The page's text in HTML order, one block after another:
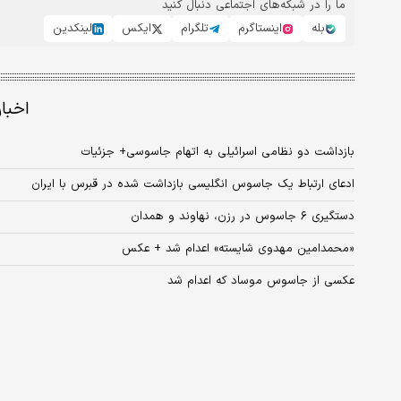
ما را در شبکه‌های اجتماعی دنبال کنید
بله
اینستاگرم تلگرام ایکس لینکدین
بازداشت دو نظامی اسرائیلی به اتهام جاسوسی+ جزئیات
ادعای ارتباط یک جاسوس انگلیسی بازداشت‌ شده در قبرس با ایران
دستگیری ۶ جاسوس در رزن، نهاوند و همدان
«محمدامین مهدوی شایسته» اعدام شد + عکس
عکسی از جاسوس موساد که اعدام شد